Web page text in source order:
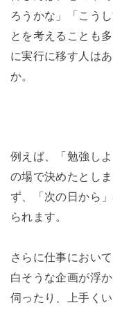
ろうかな」「こう
とを考えることも
に実行に移す人は
か。
例えば、「勉強し
の場で決めたとし
ず、「次の日から
られます。
さらに仕事におい
白そうな企画が浮
伺ったり、上手く